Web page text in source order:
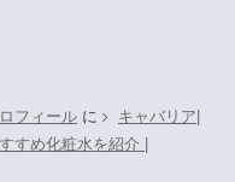
フィールに
キャバリア|
すめ化粧水を紹介 |